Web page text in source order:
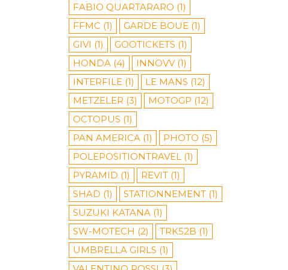
FABIO QUARTARARO (1)
FFMC (1) GARDE BOUE(1)
GIVI (1) GOOTICKETS (1)
HONDA(4) INNOVV(1)
INTERFILE(1) LE MANS (12)
METZELER (3) MOTOGP (12)
OCTOPUS (1)
PAN AMERICA(1) PHOTO (5)
POLEPOSITIONTRAVEL(1)
PYRAMID (1) REVIT(1)
SHAD (1) STATIONNEMENT(1)
SUZUKI KATANA(1)
SW-MOTECH (2) TRK52B (1)
UMBRELLA GIRLS (1)